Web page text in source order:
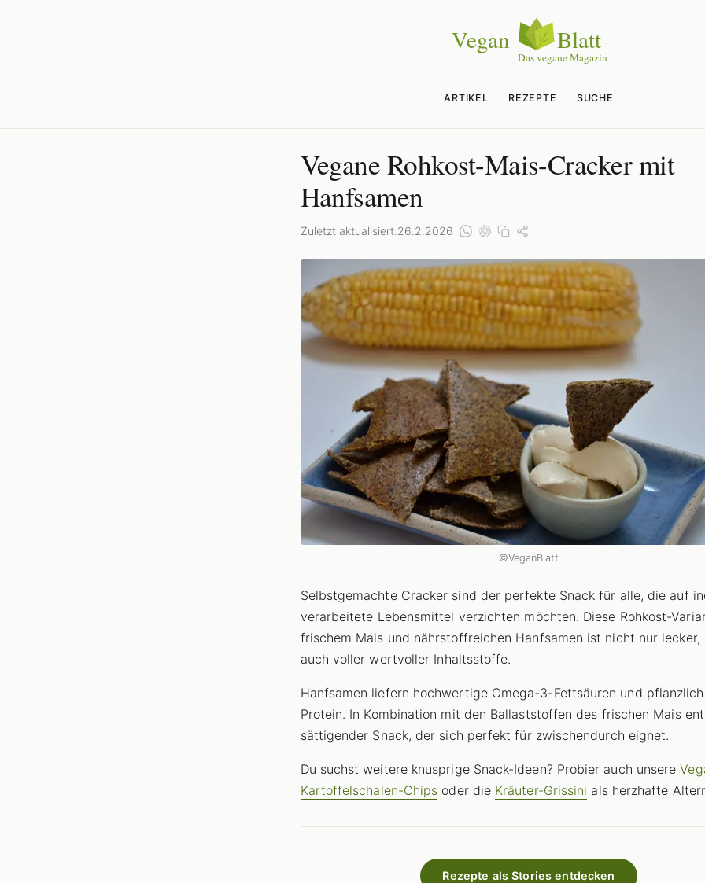
ARTIKEL REZEPTE SUCHE
Vegane Rohkost-Mais-Cracker mit
Hanfsamen
Zuletzt aktualisiert:26.2.2026
©VeganBlatt
Selbstgemachte Cracker sind der perfekte Snack für alle, die auf
verarbeitete Lebensmittel verzichten möchten. Diese Rohkost-
frischem Mais und nährstoffreichen Hanfsamen ist nicht nur lecker,
auch voller wertvoller Inhaltsstoffe.
Hanfsamen liefern hochwertige Omega-3-Fettsäuren und
Protein. In Kombination mit den Ballaststoffen des frischen Mais
sättigender Snack, der sich perfekt für zwischendurch eignet.
Du suchst weitere knusprige Snack-Ideen? Probier auch unsere
Kartoffelschalen-Chips oder die Kräuter-Grissini als herzhafte
Rezepte als Stories entdecken